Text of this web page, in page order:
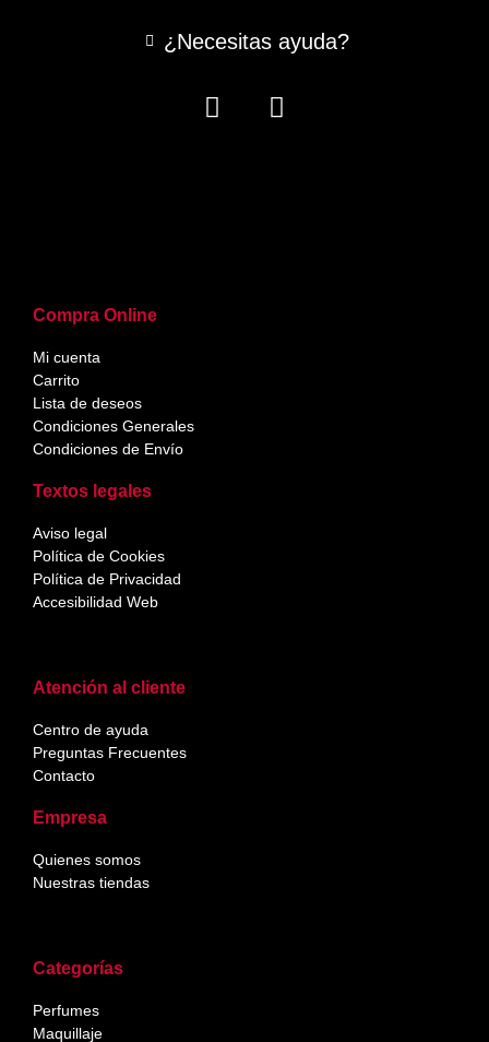
Categorías
Perfumes
Maquillaje
Atención al cliente
Centro de ayuda
Preguntas Frecuentes
Contacto
Empresa
Quienes somos
Nuestras tiendas
Compra Online
Mi cuenta
Carrito
Lista de deseos
Condiciones Generales
Condiciones de Envío
Textos legales
Aviso legal
Política de Cookies
Política de Privacidad
Accesibilidad Web
¿Necesitas ayuda?